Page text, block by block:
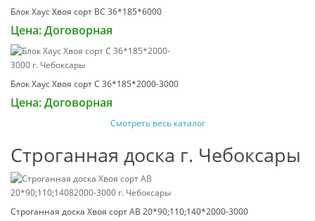
Блок Хаус Хвоя сорт ВС 36*185*6000
Цена: Договорная
Блок Хаус Хвоя сорт С 36*185*2000-3000
Цена: Договорная
Смотреть весь каталог
Строганная доска г. Чебоксары
Строганная доска Хвоя сорт АВ 20*90;110;140*2000-3000